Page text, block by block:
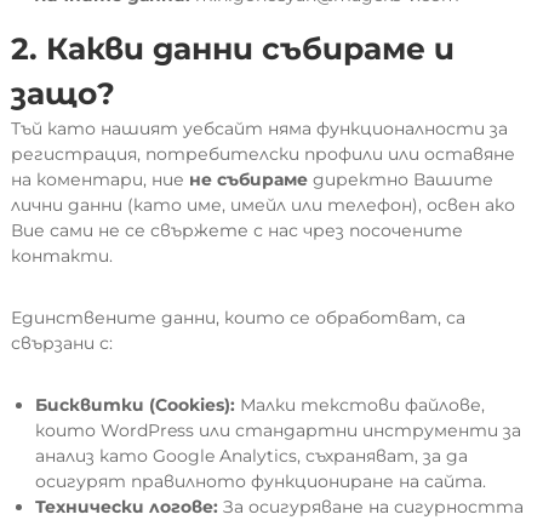
2. Какви данни събираме и
защо?
Тъй като нашият уебсайт няма функционалности за
регистрация, потребителски профили или оставяне
на коментари, ние не събирамедиректно Вашите
лични данни (като име, имейл или телефон), освен ако
Вие сами не се свържете с нас чрез посочените
контакти.
Единствените данни, които се обработват, са
свързани с:
Бисквитки (Cookies): Малки текстови файлове,
които WordPress или стандартни инструменти за
анализ като Google Analytics, съхраняват, за да
осигурят правилното функциониране на сайта.
Технически логове: За осигуряване на сигурността